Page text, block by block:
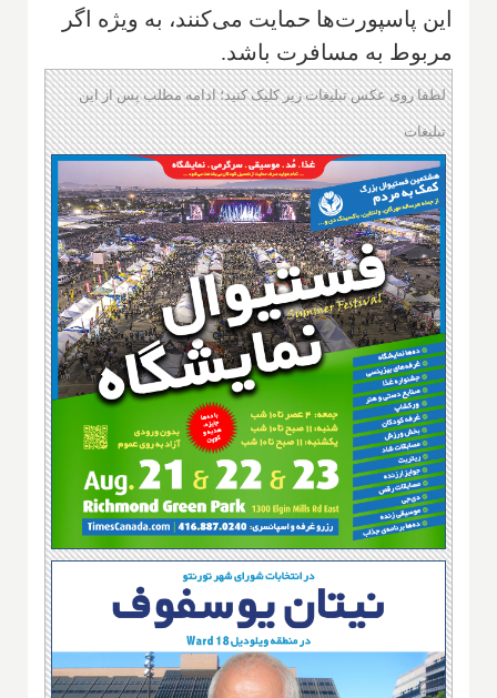
این پاسپورت‌ها حمایت می‌کنند، به ویژه اگر
مربوط به مسافرت باشد.
لطفا روی عکس تبلیغات زیر کلیک کنید؛ ادامه مطلب پس از این
تبلیغات